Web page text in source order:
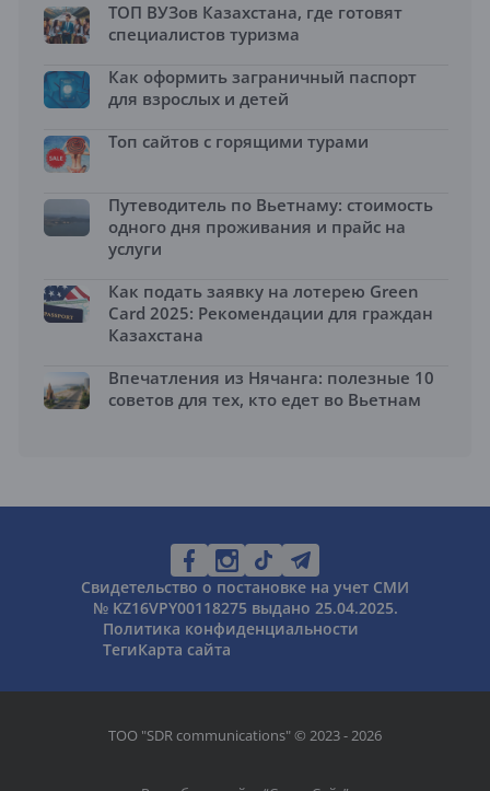
ТОП ВУЗов Казахстана, где готовят
специалистов туризма
Как оформить заграничный паспорт
для взрослых и детей
Топ сайтов с горящими турами
Путеводитель по Вьетнаму: стоимость
одного дня проживания и прайс на
услуги
Как подать заявку на лотерею Green
Card 2025: Рекомендации для граждан
Казахстана
Впечатления из Нячанга: полезные 10
советов для тех, кто едет во Вьетнам
Свидетельство о постановке на учет СМИ
№ KZ16VPY00118275 выдано 25.04.2025.
Политика конфиденциальности
ТегиКарта сайта
ТОО "SDR communications" © 2023 - 2026